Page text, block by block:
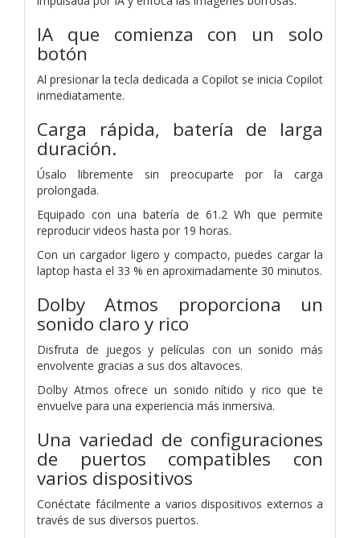
IA que comienza con un solo
botón
Al presionar la tecla dedicada a Copilot se inicia Copilot
inmediatamente.
Carga rápida, batería de larga
duración.
Úsalo libremente sin preocuparte por la carga
prolongada.
Equipado con una batería de 61.2 Wh que permite
reproducir videos hasta por 19 horas.
Con un cargador ligero y compacto, puedes cargar la
laptop hasta el 33 % en aproximadamente 30 minutos.
Dolby Atmos proporciona un
sonido claro y rico
Disfruta de juegos y películas con un sonido más
envolvente gracias a sus dos altavoces.
Dolby Atmos ofrece un sonido nítido y rico que te
envuelve para una experiencia más inmersiva.
Una variedad de configuraciones
de puertos compatibles con
varios dispositivos
Conéctate fácilmente a varios dispositivos externos a
través de sus diversos puertos.